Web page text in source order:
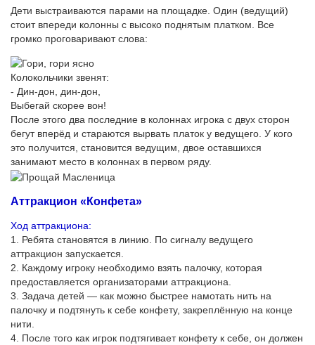
Дети выстраиваются парами на площадке. Один (ведущий)
стоит впереди колонны с высоко поднятым платком. Все
громко проговаривают слова:
Колокольчики звенят:
- Дин-дон, дин-дон,
Выбегай скорее вон!
После этого два последние в колоннах игрока с двух сторон
бегут вперёд и стараются вырвать платок у ведущего. У кого
это получится, становится ведущим, двое оставшихся
занимают место в колоннах в первом ряду.
Аттракцион «Конфета»
Ход аттракциона:
1. Ребята становятся в линию. По сигналу ведущего
аттракцион запускается.
2. Каждому игроку необходимо взять палочку, которая
предоставляется организаторами аттракциона.
3. Задача детей — как можно быстрее намотать нить на
палочку и подтянуть к себе конфету, закреплённую на конце
нити.
4. После того как игрок подтягивает конфету к себе, он должен